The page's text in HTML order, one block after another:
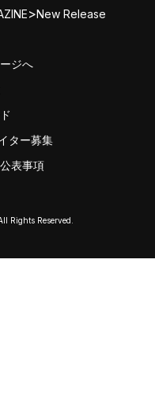
>New Release
ジへ
ター募集
表事項
Rights Reserved.